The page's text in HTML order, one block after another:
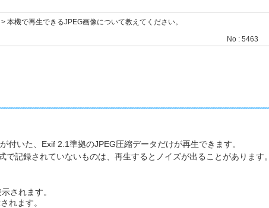
> 本機で再生できるJPEG画像について教えてください。
No : 5463
いた、Exif 2.1準拠のJPEG圧縮データだけが再生できます。
記録されていないものは、再生するとノイズが出ることがあります。
されます。
れます。